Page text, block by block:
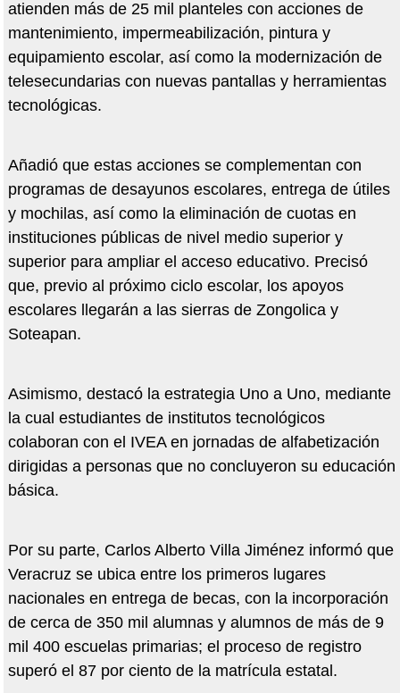
atienden más de 25 mil planteles con acciones de
mantenimiento, impermeabilización, pintura y
equipamiento escolar, así como la modernización de
telesecundarias con nuevas pantallas y herramientas
tecnológicas.
Añadió que estas acciones se complementan con
programas de desayunos escolares, entrega de útiles
y mochilas, así como la eliminación de cuotas en
instituciones públicas de nivel medio superior y
superior para ampliar el acceso educativo. Precisó
que, previo al próximo ciclo escolar, los apoyos
escolares llegarán a las sierras de Zongolica y
Soteapan.
Asimismo, destacó la estrategia Uno a Uno, mediante
la cual estudiantes de institutos tecnológicos
colaboran con el IVEA en jornadas de alfabetización
dirigidas a personas que no concluyeron su educación
básica.
Por su parte, Carlos Alberto Villa Jiménez informó que
Veracruz se ubica entre los primeros lugares
nacionales en entrega de becas, con la incorporación
de cerca de 350 mil alumnas y alumnos de más de 9
mil 400 escuelas primarias; el proceso de registro
superó el 87 por ciento de la matrícula estatal.